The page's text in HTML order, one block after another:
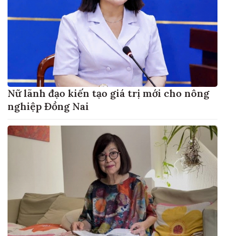
Nữ lãnh đạo kiến tạo giá trị mới cho nông
nghiệp Đồng Nai